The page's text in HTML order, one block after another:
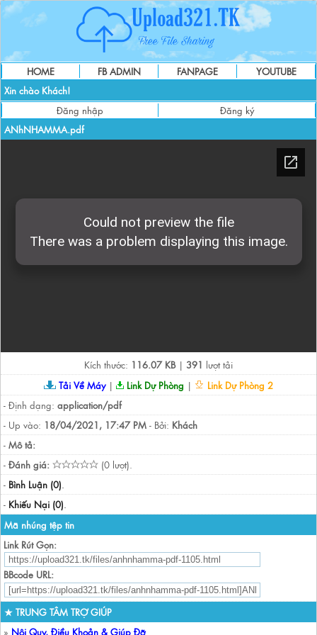
HOME FB ADMIN FANPAGE
YOUTUBE
Xin chào Khách!
Đăng nhập
Đăng ký
ANhNHAMMA.pdf
Kích thước: 116.07 KB| 391 lượt tải
Tải Về Máy| Link Dự Phòng |
Link Dự Phòng 2
- Định dạng: application/pdf
- Up vào: 18/04/2021, 17:47 PM - Bởi: Khách
- Mô tả:
- Đánh giá:
(0 lượt).
- Bình Luận (0).
- Khiếu Nại (0).
Mã nhúng tệp tin
Link Rút Gọn:
BBcode URL:
★ TRUNG TÂM TRỢ GIÚP
» Nội Quy, Điều Khoản & Giúp Đỡ